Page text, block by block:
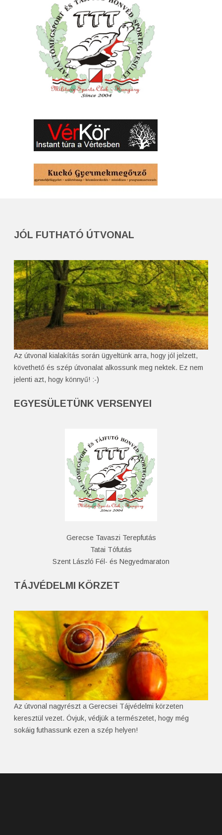
JÓL FUTHATÓ ÚTVONAL
Az útvonal kialakítás során ügyeltünk arra, hogy jól jelzett,
követhető és szép útvonalat alkossunk meg nektek. Ez nem
jelenti azt, hogy könnyű! :-)
EGYESÜLETÜNK VERSENYEI
Gerecse Tavaszi Terepfutás
Tatai Tófutás
Szent László Fél- és Negyedmaraton
TÁJVÉDELMI KÖRZET
Az útvonal nagyrészt a Gerecsei Tájvédelmi körzeten
keresztül vezet. Óvjuk, védjük a természetet, hogy még
sokáig futhassunk ezen a szép helyen!